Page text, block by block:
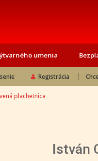
umenia
Registrácia
plachetnica
István